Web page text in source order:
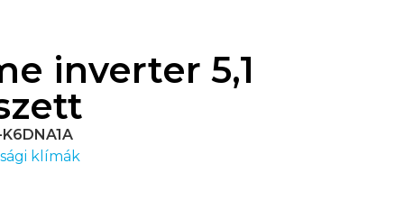
inverter 5,1
klímák